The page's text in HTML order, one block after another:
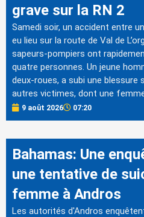
grave sur la RN 2
Samedi soir, un accident entre
eu lieu sur la route de Val de
sapeurs-pompiers ont
quatre personnes. Un jeune
deux-roues, a subi une blessure
autres victimes, dont une
9 août 2026 07:20
Bahamas: Une
une tentative de
femme à Andros
Les autorités d'Andros